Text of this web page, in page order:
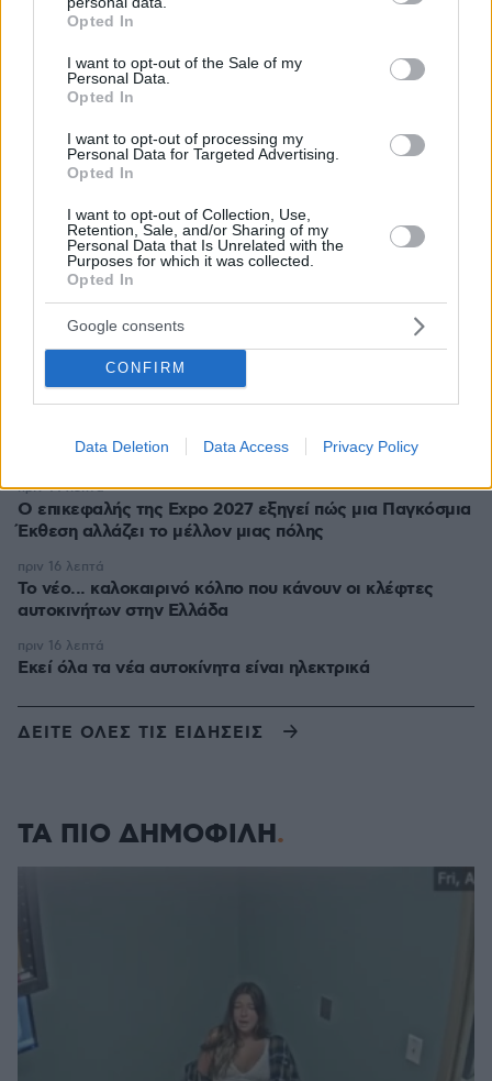
grant or deny consent to Google and its third-party tags to
use your data for below specified purposes in below Google
consent section.
Opted In
I want to opt-out of the Sale of my
Personal Data.
Opted In
I want to opt-out of processing my
Personal Data for Targeted Advertising.
Opted In
I want to opt-out of Collection, Use,
Retention, Sale, and/or Sharing of my
Personal Data that Is Unrelated with the
Purposes for which it was collected.
Opted In
Google consents
CONFIRM
Data Deletion Data Access Privacy Policy
φετινό καλοκαίρι – Από τα ηχεία με μουσική μέχρι… την
ούρηση στη θάλασσα
Απίστευτη σπατάλη φαρμάκων στην Αγγλία: Σε έναν
γέμιζαν 75 πισίνες
πριν 5 λεπτά
Δεν προκύπτει προσέγγιση ανήλικης έναντι αμοιβής
πριν 6 λεπτά
Ο Ολυμπιακός έχει μπει δυνατά για Σκίρι αλλά η
Σεβίλλη έχει το προβάδισμα
πριν 7 λεπτά
Οι διακοπές της Δούκισσας Νομικού στην Πολυνησία με
τα παιδιά της
πριν 13 λεπτά
προστατεύσει τον Ζαμπούνη από τις σφαίρες
πριν 13 λεπτά
Ο επικεφαλής της Expo 2027 εξηγεί πώς μια Παγκόσμια
Έκθεση αλλάζει το μέλλον μιας πόλης
πριν 14 λεπτά
Το νέο... καλοκαιρινό κόλπο που κάνουν οι κλέφτες
αυτοκινήτων στην Ελλάδα
πριν 16 λεπτά
Εκεί όλα τα νέα αυτοκίνητα είναι ηλεκτρικά
πριν 16 λεπτά
ΔΕΙΤΕ ΟΛΕΣ ΤΙΣ ΕΙΔΗΣΕΙΣ
ΤΑ ΠΙΟ ΔΗΜΟΦΙΛΗ